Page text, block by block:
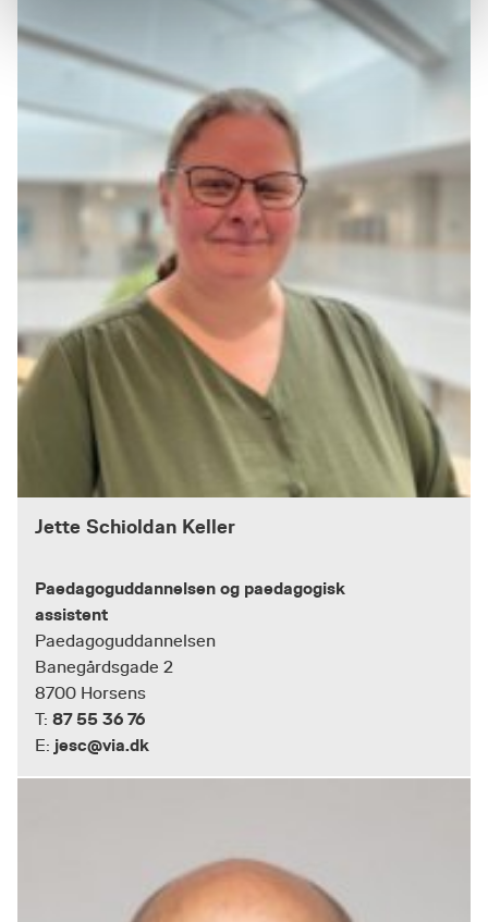
Jette Schioldan Keller
Paedagoguddannelsen og paedagogisk
assistent
Paedagoguddannelsen
Banegårdsgade 2
8700 Horsens
T: 87 55 36 76
E: jesc@via.dk